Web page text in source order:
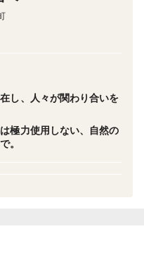
に農薬や肥料を一切使
がおいしさのポイント
適な準強力粉という分
ンには、フランスパン
し、人々が関わり合いを
極力使用しない、自然の
。